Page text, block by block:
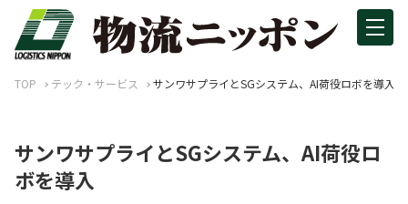
TOP テック・サービス サンワサプライとSGシステム、AI荷役ロボを導入
サンワサプライとSGシステム、AI荷役ロ
ボを導入